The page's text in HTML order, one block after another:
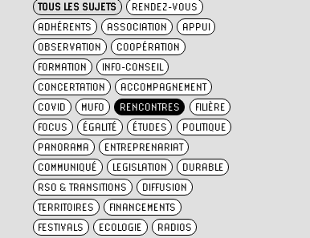
TOUS LES SUJETS
RENDEZ-VOUS
ADHÉRENTS
ASSOCIATION
APPUI
OBSERVATION
COOPÉRATION
FORMATION
INFO-CONSEIL
CONCERTATION
ACCOMPAGNEMENT
COVID
MUFO RENCONTRES
FILIÈRE
FOCUS
ÉGALITÉ ÉTUDES
POLITIQUE
PANORAMA
ENTREPRENARIAT
COMMUNIQUÉ
LEGISLATION
DURABLE
RSO & TRANSITIONS
DIFFUSION
TERRITOIRES
FINANCEMENTS
FESTIVALS
ECOLOGIE
RADIOS